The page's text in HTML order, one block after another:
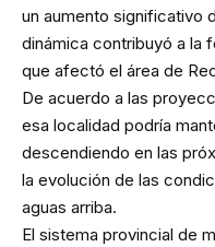
un aumento significativo
dinámica contribuyó a la
que afectó el área de
De acuerdo a las
esa localidad podría
descendiendo en las
la evolución de las
aguas arriba.
El sistema provincial de